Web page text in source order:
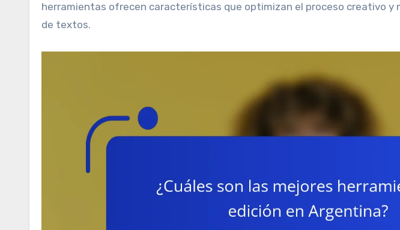
herramientas ofrecen características que optimizan el proceso creativo y
de textos.